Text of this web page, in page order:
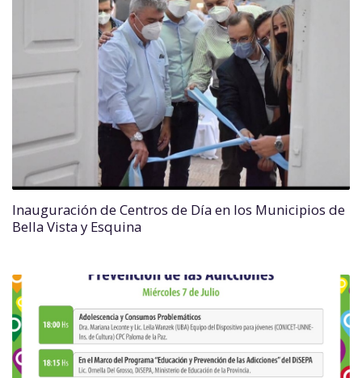
Inauguración de Centros de Día en los Municipios de
Bella Vista y Esquina